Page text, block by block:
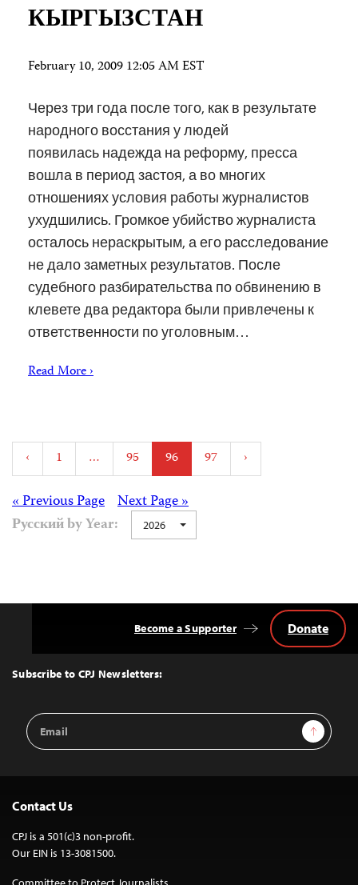
КЫРГЫЗСТАН
February 10, 2009 12:05 AM EST
Через три года после того, как в результате
народного восстания у людей
появилась надежда на реформу, пресса
вошла в период застоя, а во многих
отношениях условия работы журналистов
ухудшились. Громкое убийство журналиста
осталось нераскрытым, а его расследование
не дало заметных результатов. После
судебного разбирательства по обвинению в
клевете два редактора были привлечены к
ответственности по уголовным…
Read More ›
Posts
pagination
‹ 1 … 95 96 97 ›
Posts
navigation
Next Page »
« Previous Page
Русский by Year:
2026
Top
Subscribe to CPJ Newsletters:
Email
Address
Sign Up
Become a Supporter Donate
Contact Us
CPJ is a 501(c)3 non-profit.
Our EIN is 13-3081500.